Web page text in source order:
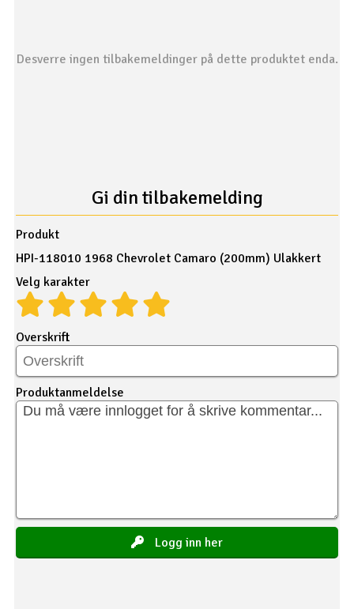
Desverre ingen tilbakemeldinger på dette produktet enda.
Gi din tilbakemelding
Produkt
HPI-118010 1968 Chevrolet Camaro (200mm) Ulakkert
Velg karakter
Overskrift
Produktanmeldelse
Logg inn her